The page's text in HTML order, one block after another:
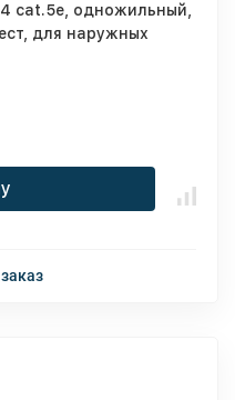
cat.5е, одножильный,
для наружных